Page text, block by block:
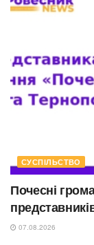
СУСПІЛЬСТВО
Почесні
07.08.2026